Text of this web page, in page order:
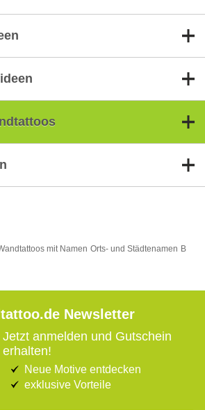
mit Namen Orts- und Städtenamen B
Newsletter
Jetzt anmelden und Gutschein
erhalten!
Neue Motive entdecken
exklusive Vorteile